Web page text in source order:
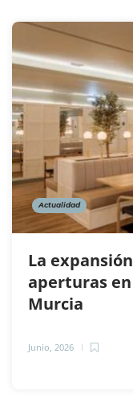
Actualidad
La
aperturas en
Murcia
Junio, 2026